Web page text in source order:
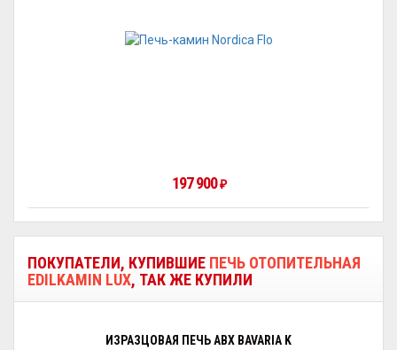
197 900₽
ПОКУПАТЕЛИ, КУПИВШИЕ ПЕЧЬ ОТОПИТЕЛЬНАЯ
EDILKAMIN LUX, ТАК ЖЕ КУПИЛИ
ИЗРАЗЦОВАЯ ПЕЧЬ ABX BAVARIA K